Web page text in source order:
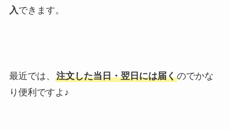
入できます。
最近では、 注文した当日・翌日には届くのでかな
り便利ですよ♪